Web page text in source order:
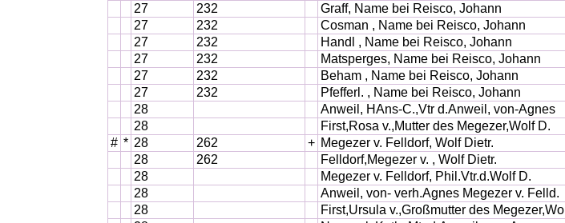
27
232 Graff, Name bei Reisco, Johann
27
232 Cosman , Name bei Reisco, Johann
27
232 Handl , Name bei Reisco, Johann
27
232 Matsperges, Name bei Reisco, Johann
27
232 Beham , Name bei Reisco, Johann
27
232 Pfefferl. , Name bei Reisco, Johann
28
Anweil, HAns-C.,Vtr d.Anweil, von-Agnes
28
First,Rosa v.,Mutter des Megezer,Wolf D.
# * 28 262 + Megezer v. Felldorf, Wolf Dietr.
28
262 Felldorf,Megezer v. , Wolf Dietr.
28
Megezer v. Felldorf, Phil.Vtr.d.Wolf D.
28
Anweil, von- verh.Agnes Megezer v. Felld.
28
First,Ursula v.,Großmutter des Megezer,Wol